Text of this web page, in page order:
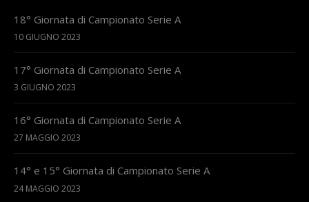
18° Giornata di Campionato Serie A
10 GIUGNO 2023
17° Giornata di Campionato Serie A
3 GIUGNO 2023
16° Giornata di Campionato Serie A
27 MAGGIO 2023
14° e 15° Giornata di Campionato Serie A
24 MAGGIO 2023